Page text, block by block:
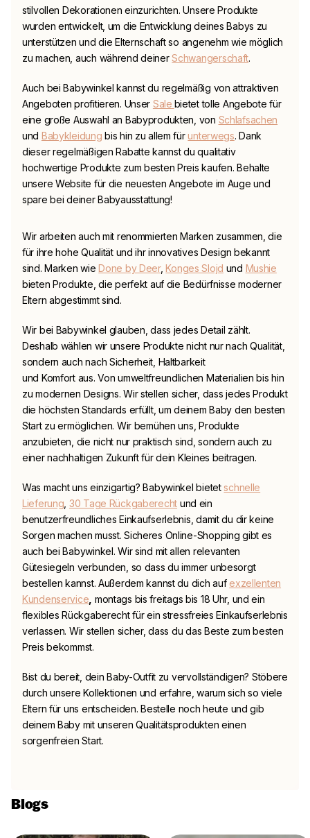
stilvollen Dekorationen einzurichten. Unsere Produkte
wurden entwickelt, um die Entwicklung deines Babys zu
unterstützen und die Elternschaft so angenehm wie möglich
zu machen, auch während deinerSchwangerschaft.
Auch beiBabywinkel kannst du regelmäßig von attraktiven
Angeboten profitieren. Unser Sale bietet tolle Angebote für
eine große Auswahl an Babyprodukten, von Schlafsachen
und Babykleidung bis hin zu allem fürunterwegs. Dank
dieser regelmäßigen Rabatte kannst du qualitativ
hochwertige Produkte zum besten Preis kaufen. Behalte
unsere Website für die neuesten Angebote im Auge und
spare bei deiner Babyausstattung!
Wir arbeiten auch mit renommierten Marken zusammen, die
für ihre hohe Qualität und ihr innovatives Design bekannt
sind. Marken wieDone by Deer,Konges Slojd und Mushie
bieten Produkte, die perfekt auf die Bedürfnisse moderner
Eltern abgestimmt sind.
Wir bei Babywinkel glauben, dass jedes Detail zählt.
Deshalb wählen wir unsere Produkte nicht nur nach Qualität,
sondern auch nach Sicherheit, Haltbarkeit
und Komfort aus. Von umweltfreundlichen Materialien bis hin
zu modernen Designs. Wir stellen sicher, dass jedes Produkt
die höchsten Standards erfüllt, um deinem Baby den besten
Start zu ermöglichen. Wir bemühen uns, Produkte
anzubieten, die nicht nur praktisch sind, sondern auch zu
einer nachhaltigen Zukunft für dein Kleines beitragen.
Was macht uns einzigartig?Babywinkel bietetschnelle
Lieferung 30 Tage Rückgaberecht und ein
benutzerfreundliches Einkaufserlebnis, damit du dir keine
Sorgen machen musst. Sicheres Online-Shopping gibt es
auch beiBabywinkel. Wir sind mit allen relevanten
Gütesiegeln verbunden, so dass du immer unbesorgt
bestellen kannst. Außerdem kannst du dich auf exzellenten
Kundenservice montags bis freitags bis 18 Uhr, und ein
flexibles Rückgaberecht für ein stressfreies Einkaufserlebnis
verlassen. Wir stellen sicher, dass du das Beste zum besten
Preis bekommst.
Bist du bereit, dein Baby-Outfit zu vervollständigen? Stöbere
durch unsere Kollektionen und erfahre, warum sich so viele
Eltern für uns entscheiden. Bestelle noch heute und gib
deinem Baby mit unseren Qualitätsprodukten einen
sorgenfreien Start.
Blogs